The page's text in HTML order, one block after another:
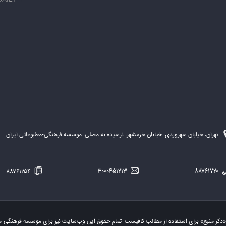
تهران، خیابان سهروردی، خیابان خرمشهر، نرسیده به مصلی، موسسه فرهنگی-مطبوعاتی ایران
«ذکر منبع» برای استفاده از مطالب کافیست. تمام حقوق این وب‌سایت نیز برای موسسه